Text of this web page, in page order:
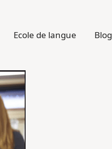
Ecole de langue Blog